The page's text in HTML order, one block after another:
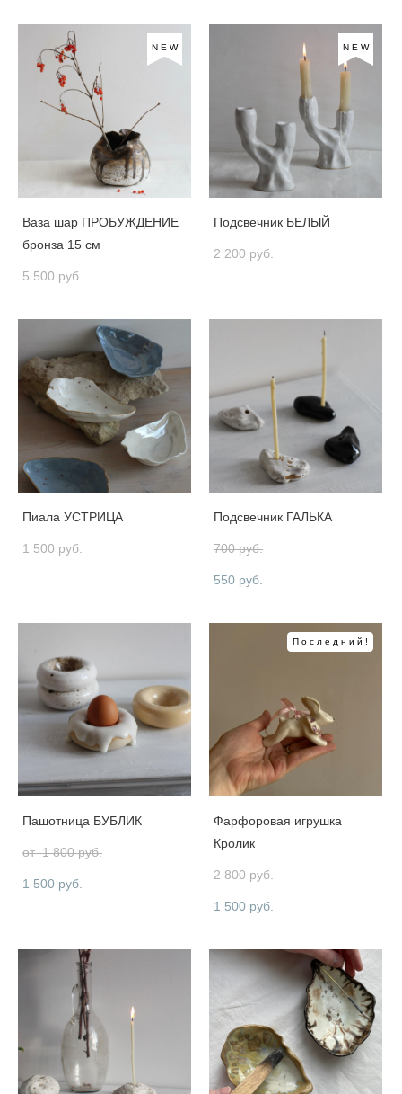
NEW
Ваза шар ПРОБУЖДЕНИЕ
бронза 15 см
5 500 pуб.
NEW
Подсвечник БЕЛЫЙ
2 200 pуб.
Пиала УСТРИЦА
1 500 pуб.
Подсвечник ГАЛЬКА
700 pуб.
550 pуб.
Пашотница БУБЛИК
от 1 800 pуб.
1 500 pуб.
Последний!
Фарфоровая игрушка
Кролик
2 800 pуб.
1 500 pуб.